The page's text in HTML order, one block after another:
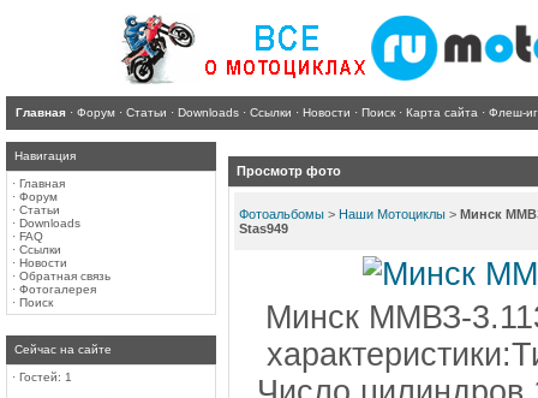
Главная · Форум · Статьи · Downloads · Ссылки · Новости · Поиск · Карта сайта · Флеш-
Навигация
· Главная
· Форум
· Статьи
· Downloads
· FAQ
· Ссылки
· Новости
· Обратная связь
· Фотогалерея
· Поиск
Сейчас на сайте
· Гостей: 1
Просмотр фото
Фотоальбомы > Наши Мотоциклы > Минск
Stas949
Минск ММВЗ-